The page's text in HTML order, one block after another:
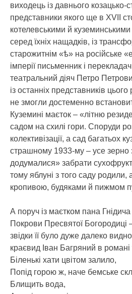
виходець із давнього козацько-
представники якого ще в XVII
котелевськими й
серед їхніх нащадків, із
старожитнім «ѣ» на російське
імперії письменник і
театральний діяч Петро
із останніх представників
не змогли достеменно
Куземині маєток – «літню
садом на схилі гори. Споруди
колективізації, а сад багатьох
страшному 1933-му – усе зерно
додумалися» забрати
тому яблуні з того саду
кропивою, будяками й пижмом
А поруч із маєтком пана
Покрови Пресвятої Богородиці
звідки її було дуже далеко
краєвид Іван Багряний в
Біленькі хати цвітом залило,
Попід горою ж, наче бемське
Блищить вода,